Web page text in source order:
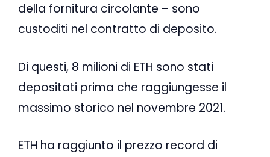
della fornitura circolante – sono
custoditi nel contratto di deposito.
Di questi, 8 milioni di ETH sono stati
depositati prima che raggiungesse il
massimo storico nel novembre 2021.
ETH ha raggiunto il prezzo record di